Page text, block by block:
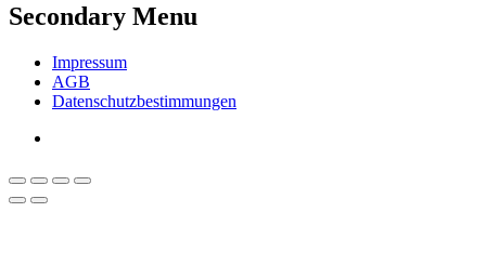
Secondary Menu
Impressum
AGB
Datenschutzbestimmungen